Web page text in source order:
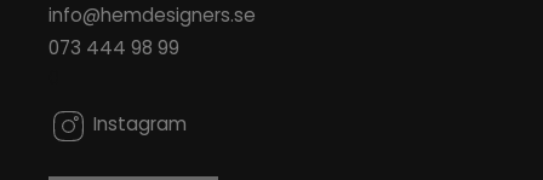
info@hemdesigners.se
073 444 98 99
Instagram